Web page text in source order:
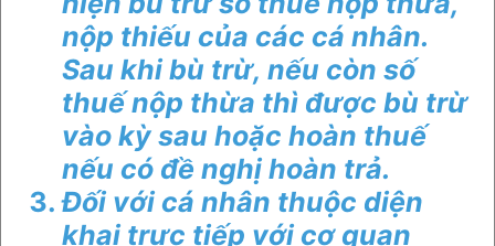
nộp thiếu của các cá nhân.
Sau khi bù trừ, nếu còn số
thuế nộp thừa thì được bù trừ
vào kỳ sau hoặc hoàn thuế
nếu có đề nghị hoàn trả.
Đối với cá nhân thuộc diện
khai trực tiếp với cơ quan